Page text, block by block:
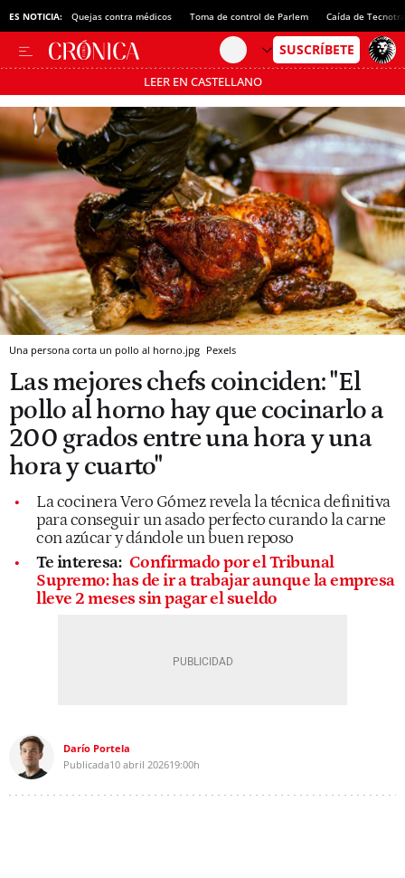
ES NOTICIA: Quejas contra médicos Toma de control de Parlem Caída de
LEER EN CASTELLANO
Pásate al MODO AHORRO
Una persona corta un pollo al horno.jpg Pexels
Las mejores chefs coinciden: "El
pollo al horno hay que cocinarlo a
200 grados entre una hora y una
hora y cuarto"
La cocinera Vero Gómez revela la técnica definitiva
para conseguir un asado perfecto curando la carne
con azúcar y dándole un buen reposo
Te interesa: Confirmado por el Tribunal
Supremo: has de ir a trabajar aunque la empresa
lleve 2 meses sin pagar el sueldo
Darío Portela
Publicada10 abril 202619:00h